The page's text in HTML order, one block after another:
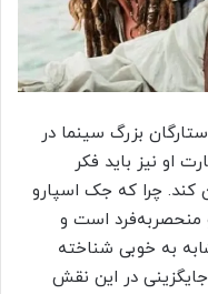
بزرگ سینما در
او نیز باید فکر
کند. چرا که جک اسپارو
منحصربه‌فرد است و
به خوبی شناخته
جایگزینی در این نقش